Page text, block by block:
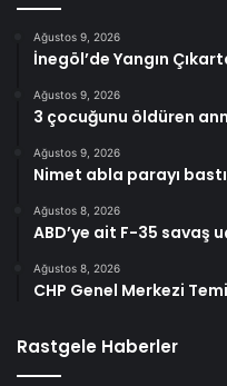
Ağustos 9, 2026
İnegöl’de Yangın
Ağustos 9, 2026
3 çocuğunu öldüren
Ağustos 9, 2026
Nimet abla parayı
Ağustos 8, 2026
ABD’ye ait F-35 savaş
Ağustos 8, 2026
CHP Genel Merkezi
Rastgele Haberler